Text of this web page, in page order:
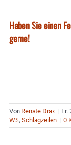
Haben Sie einen
gerne!
Von Renate Drax | Fr.
WS, Schlagzeilen | 0